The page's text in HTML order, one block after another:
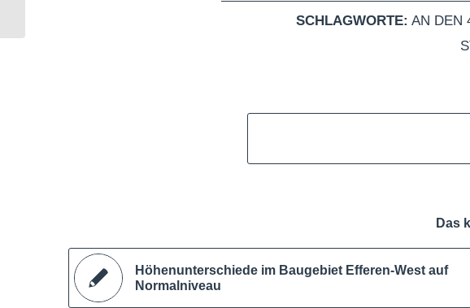
SCHLAGWORTE: AN DEN
Das
Höhenunterschiede im Baugebiet Efferen-West auf
Normalniveau